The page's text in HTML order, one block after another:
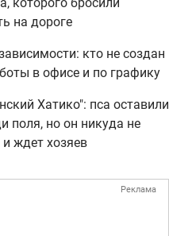
на дороге
кто не создан
в офисе и по графику
Хатико": пса оставили
поля, но он никуда не
и ждет хозяев
Реклама